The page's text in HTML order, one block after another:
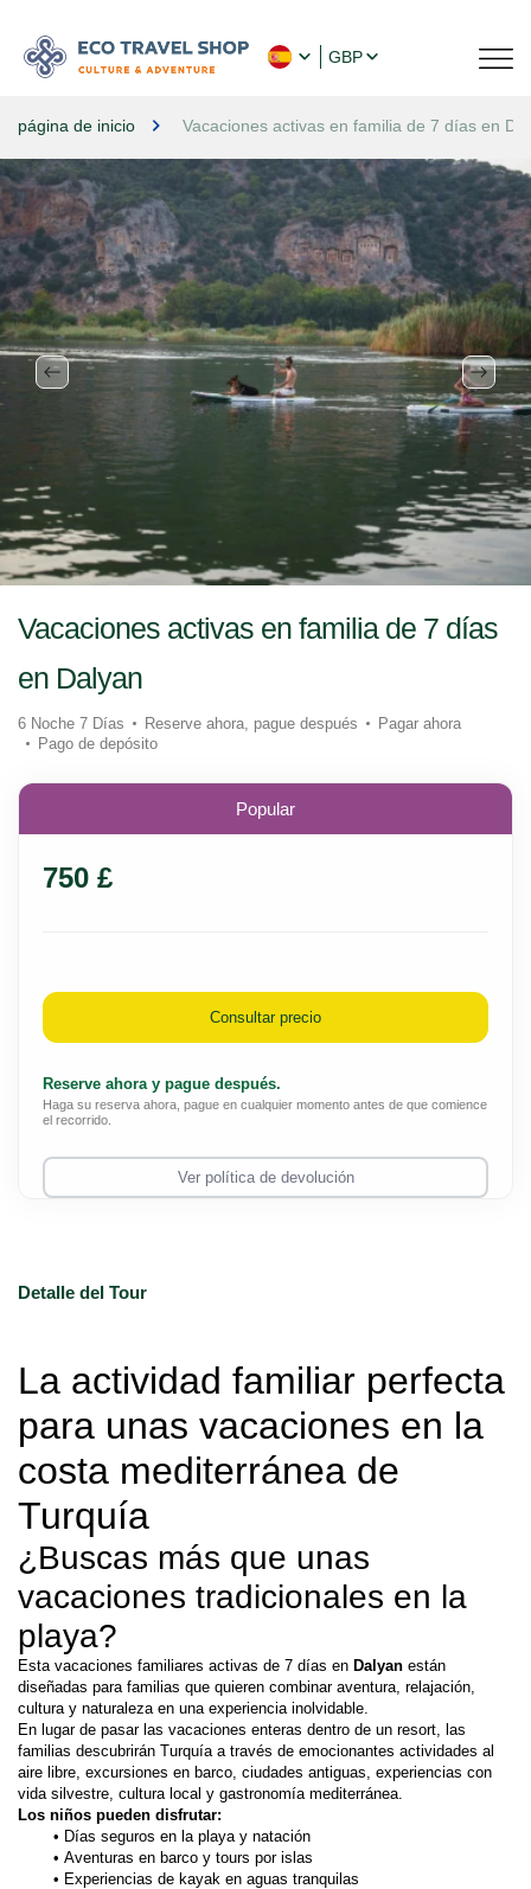
GBP
página de inicio Vacaciones activas en familia de 7 días en
Detalle del Tour
La actividad familiar perfecta
para unas vacaciones en la
costa mediterránea de
Turquía
¿Buscas más que unas
vacaciones tradicionales en la
playa?
Esta vacaciones familiares activas de 7 días en Dalyan están
diseñadas para familias que quieren combinar aventura, relajación,
cultura y naturaleza en una experiencia inolvidable.
En lugar de pasar las vacaciones enteras dentro de un resort, las
familias descubrirán Turquía a través de emocionantes actividades al
aire libre, excursiones en barco, ciudades antiguas, experiencias con
vida silvestre, cultura local y gastronomía mediterránea.
Los niños pueden disfrutar:
Días seguros en la playa y natación
Aventuras en barco y tours por islas
Experiencias de kayak en aguas tranquilas
Vacaciones activas en familia de 7 días
en Dalyan
6 Noche 7 Días Reserve ahora, pague después
Pagar ahora
Pago de depósito
Popular
750 £
Consultar precio
Reserve ahora y pague después.
Haga su reserva ahora, pague en cualquier momento antes de que comience
el recorrido.
Ver política de devolución